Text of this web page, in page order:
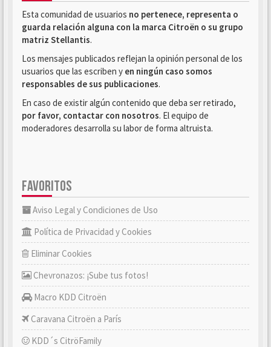
Esta comunidad de usuarios no pertenece, representa o
guarda relación alguna con la marca Citroën o su grupo
matriz Stellantis.
Los mensajes publicados reflejan la opinión personal de los
usuarios que las escriben y en ningún caso somos
responsables de sus publicaciones.
En caso de existir algún contenido que deba ser retirado,
por favor, contactar con nosotros. El equipo de
moderadores desarrolla su labor de forma altruista.
FAVORITOS
Aviso Legal y Condiciones de Uso
Política de Privacidad y Cookies
Eliminar Cookies
Chevronazos: ¡Sube tus fotos!
Macro KDD Citroën
Caravana Citroën a París
KDD´s CitröFamily